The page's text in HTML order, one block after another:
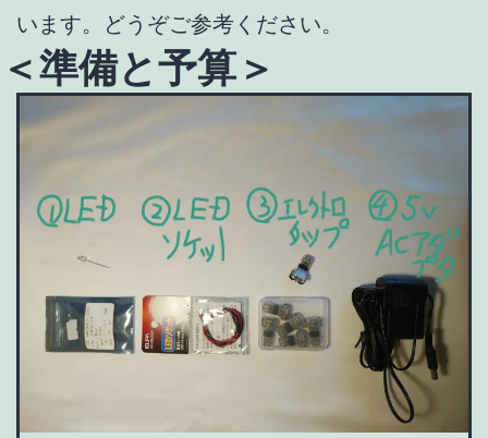
います。どうぞご参考ください。
＜準備と予算＞